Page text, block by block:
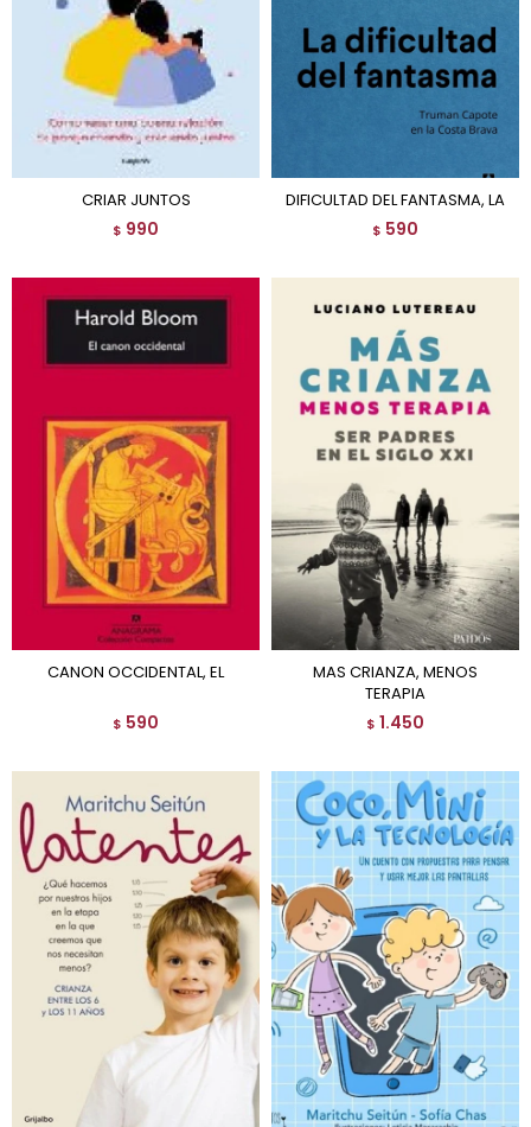
CRIAR JUNTOS
$ 990
DIFICULTAD DEL FANTASMA, LA
$ 590
CANON OCCIDENTAL, EL
$ 590
MAS CRIANZA, MENOS
TERAPIA
$ 1.450